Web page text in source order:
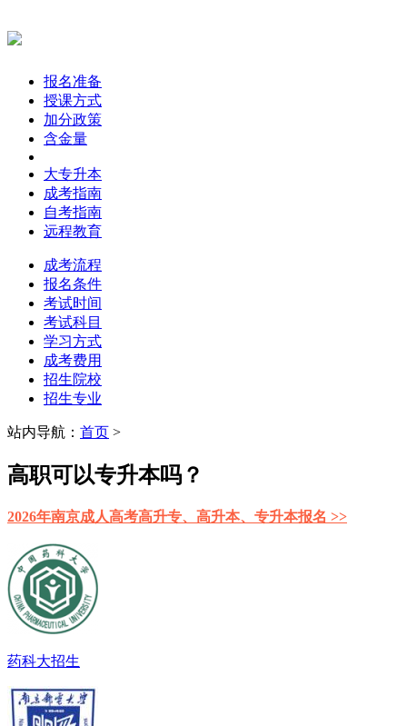
报名准备
授课方式
加分政策
含金量
大专升本
成考指南
自考指南
远程教育
成考流程
报名条件
考试时间
考试科目
学习方式
成考费用
招生院校
招生专业
站内导航： 首页 >
高职可以专升本吗？
2026年南京成人高考高升专、高升本、专升本报名 >>
药科大招生